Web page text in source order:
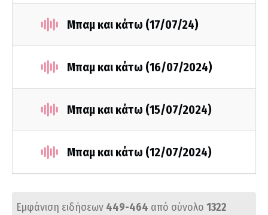
Μπαμ και κάτω (17/07/24)
Μπαμ και κάτω (16/07/2024)
Μπαμ και κάτω (15/07/2024)
Μπαμ και κάτω (12/07/2024)
Εμφάνιση ειδήσεων 449-464 από σύνολο 1322